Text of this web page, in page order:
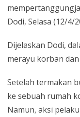
Dodi, Selasa (12/4/
Dijelaskan Dodi,
merayu korban
Setelah termakan
ke sebuah rumah
Namun, aksi